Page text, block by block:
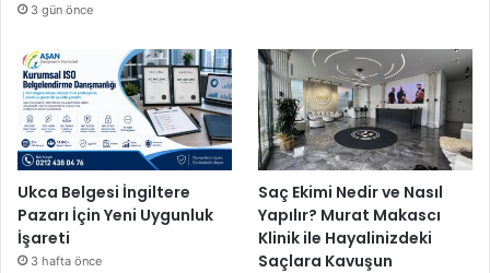
3 gün önce
Ukca Belgesi İngiltere
Pazarı İçin Yeni Uygunluk
İşareti
3 hafta önce
Saç Ekimi Nedir ve Nasıl
Yapılır? Murat Makascı
Klinik ile Hayalinizdeki
Saçlara Kavuşun